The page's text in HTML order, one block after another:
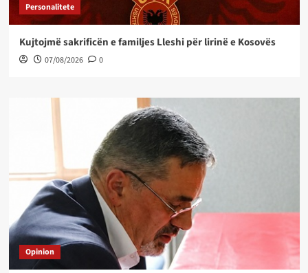
Personalitete
Kujtojmë sakrificën e familjes Lleshi për lirinë e Kosovës
07/08/2026 0
Opinion